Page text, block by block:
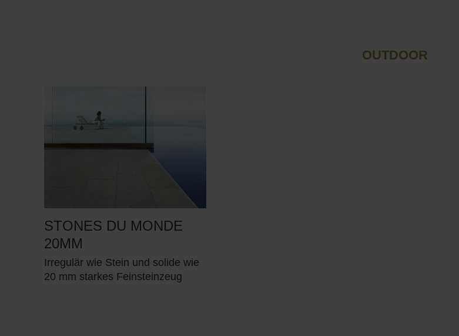
OUTDOOR
STONES DU MONDE
20MM
Irregulär wie Stein und solide wie
20 mm starkes Feinsteinzeug